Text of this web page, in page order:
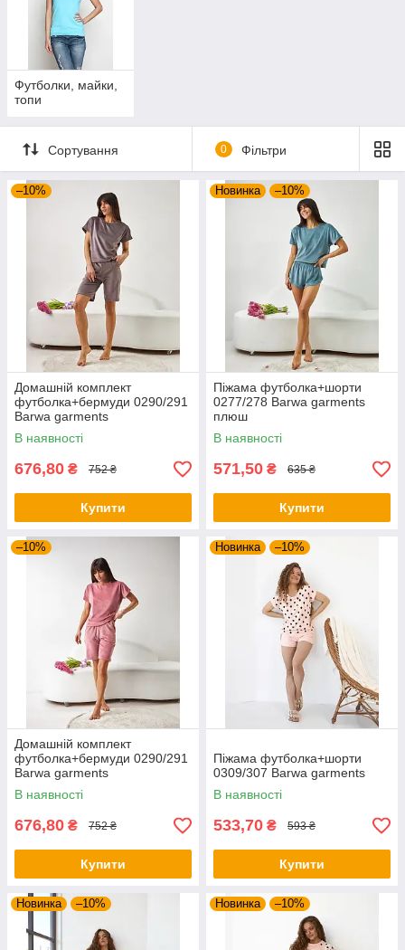
Футболки, майки,
топи
Сортування 0 Фільтри
–10%
Домашній комплект
футболка+бермуди 0290/291
Barwa garments
В наявності
676,80 ₴ 752 ₴
Купити
Новинка –10%
Піжама футболка+шорти
0277/278 Barwa garments
плюш
В наявності
571,50 ₴ 635 ₴
Купити
–10%
Домашній комплект
футболка+бермуди 0290/291
Barwa garments
В наявності
676,80 ₴ 752 ₴
Купити
Новинка –10%
Піжама футболка+шорти
0309/307 Barwa garments
В наявності
533,70 ₴ 593 ₴
Купити
Новинка –10% Новинка –10%